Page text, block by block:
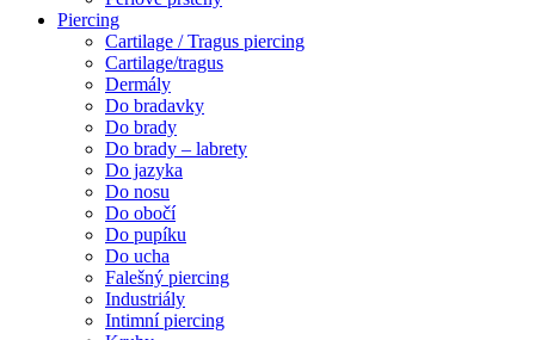
Piercing
Cartilage / Tragus piercing
Cartilage/tragus
Dermály
Do bradavky
Do brady
Do brady – labrety
Do jazyka
Do nosu
Do obočí
Do pupíku
Do ucha
Falešný piercing
Industriály
Intimní piercing